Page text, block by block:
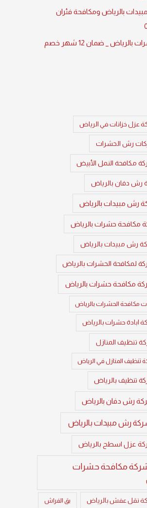
بالرياض ومكافحة فئران
مكافحة حشرات بالرياض _ ضمان 12 شهر خصم
عزل خزانات في الرياض
رش الحشرات
مكافحة النمل الأبيض
رش دفان بالرياض
رش مبيدات بالرياض
مكافحة حشرات بالرياض
رش مبيدات بالرياض
لمكافحة الحشرات بالرياض
مكافحة حشرات بالرياض
مكافحة الحشرات بالرياض
ابادة حشرات بالرياض
تنظيف المنازل
المنازل في الرياض
تنظيف بالرياض
رش دفان بالرياض
رش مبيدات بالرياض
عزل اسطح بالرياض
مكافحة حشرات
نقل عفش بالرياض بق الفراش